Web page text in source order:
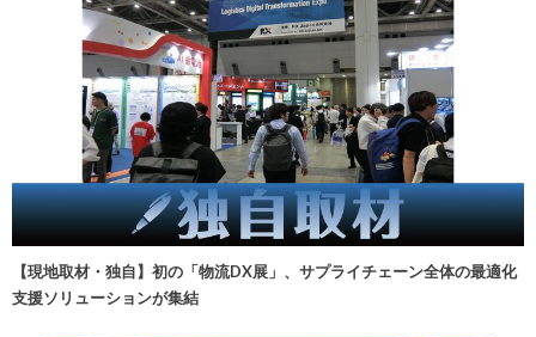
【現地取材・独自】初の「物流DX展」、サプライチェーン全体の最適化
支援ソリューションが集結